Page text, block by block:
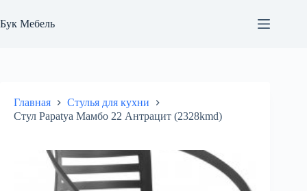
к
сути
Бук Мебель
Главная
Стулья для кухни
Стул Papatya Мамбо 22 Антрацит (2328kmd)